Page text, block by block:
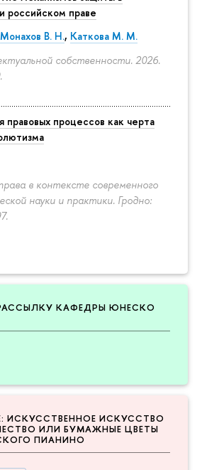
российском праве
Монахов В. Н., Каткова М. М.
собственности. 2026.
правовых процессов как черта
в контексте современного
науки и практики. Гродно:
КАФЕДРЫ ЮНЕСКО
ИСКУССТВЕННОЕ ИСКУССТВО
ИЛИ БУМАЖНЫЕ ЦВЕТЫ
ПИАНИНО